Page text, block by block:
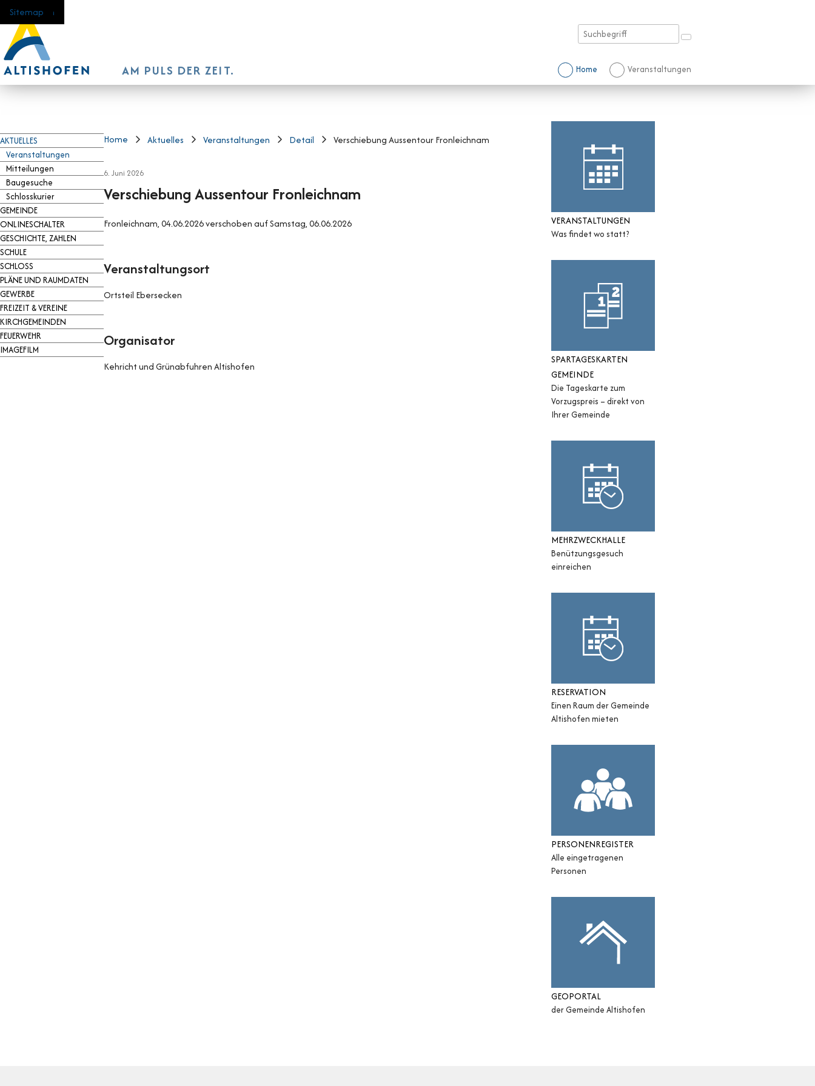
Navigieren in Altishofen
Schnellnavigation
Home
Navigation
Inhalt
Suche
Sitemap
Suchbegriff
Suche starten
AM PULS DER ZEIT. Schnellnavigation
Home Veranstaltungen
Hauptnavigation
AKTUELLES
Veranstaltungen
Mitteilungen
Baugesuche
Schlosskurier
GEMEINDE
ONLINESCHALTER
GESCHICHTE, ZAHLEN
SCHULE
SCHLOSS
PLÄNE UND RAUMDATEN
GEWERBE
FREIZEIT & VEREINE
KIRCHGEMEINDEN
FEUERWEHR
IMAGEFILM
Home Aktuelles Veranstaltungen Detail Verschiebung Aussentour Fronleichnam
Verschiebung Aussentour Fronleichnam
6. Juni 2026
Fronleichnam, 04.06.2026 verschoben auf Samstag, 06.06.2026
Veranstaltungsort
Ortsteil Ebersecken
Organisator
Kehricht und Grünabfuhren Altishofen
VERANSTALTUNGEN
Was findet wo statt?
SPARTAGESKARTEN
GEMEINDE
Die Tageskarte zum
Vorzugspreis – direkt von
Ihrer Gemeinde
MEHRZWECKHALLE
Benützungsgesuch
einreichen
RESERVATION
Einen Raum der Gemeinde
Altishofen mieten
PERSONENREGISTER
Alle eingetragenen
Personen
GEOPORTAL
der Gemeinde Altishofen